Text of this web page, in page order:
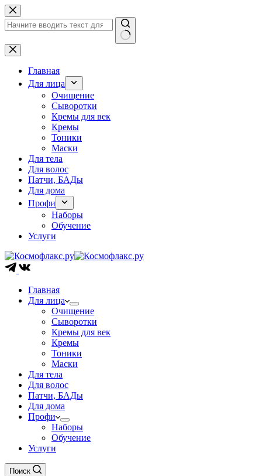
Перейти
к
сути
Ничего
не
найденоГлавная
Для лица
Очищение
Сыворотки
Кремы для век
Кремы
Тоники
Маски
Для тела
Для волос
Патчи, БАДы
Для дома
Профи
Наборы
Обучение
Услуги
Главная
Для лица
Очищение
Сыворотки
Кремы для век
Кремы
Тоники
Маски
Для тела
Для волос
Патчи, БАДы
Для дома
Профи
Наборы
Обучение
Услуги
Поиск